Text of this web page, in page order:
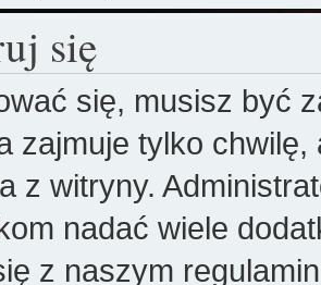
się
się, musisz być
zajmuje tylko
z witryny.
nadać wiele
z naszym